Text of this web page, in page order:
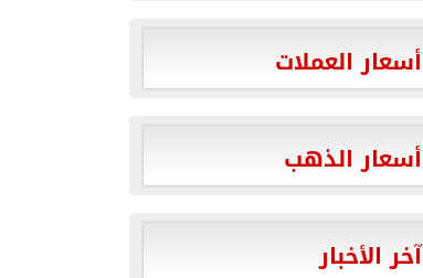
أسعار العملات
أسعار الذهب
آخر الأخبار